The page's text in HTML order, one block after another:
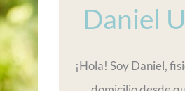
Daniel
¡Hola! Soy Daniel,